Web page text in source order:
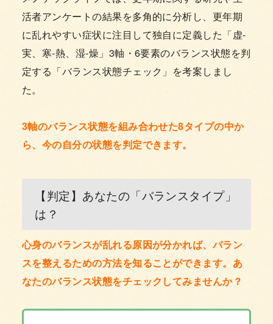
活者アンケートの結果を多角的に分析し、更年期
に乱れやすい症状に注目して独自に定義した「虚-
実、寒-熱、湿-燥」3軸・6要素のバランス状態を判
定する「バランス状態チェック」を考案しまし
た。
3軸のバランス状態を組み合わせた8タイプの中か
ら、今の自分の状態を判定できます。
【判定】あなたの「バランスタイプ」
は？
心身のバランスが乱れる原因が分かれば、バラン
スを整えるための方法を知ることができます。あ
なたのバランス状態をチェックしてみませんか？